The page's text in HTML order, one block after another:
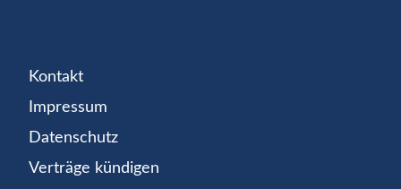
Kontakt
Impressum
Datenschutz
Verträge kündigen